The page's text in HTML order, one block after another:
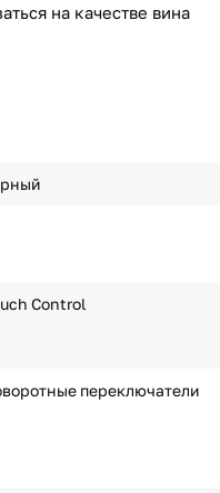
на качестве вина
Control
переключатели